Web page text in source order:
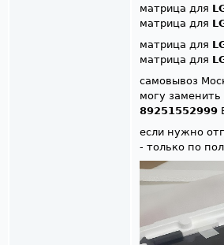
матрица для
матрица для
матрица для
матрица для
самовывоз
могу заменить
89251552999
если нужно
- только по